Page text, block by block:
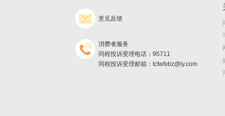
意见反馈
消费者服务
同程投诉受理电话：95711
同程投诉受理邮箱：tcfwfxbz@ly.com